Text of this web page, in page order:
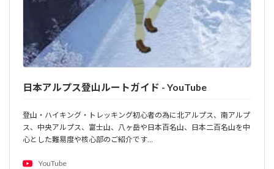
日本アルプス登山ルートガイド - YouTube
登山・ハイキング・トレッキング初心者の為に北アルプス、南アルプ
ス、中央アルプス、富士山、八ヶ岳や日本百名山、日本二百名山を中
心とした難易度や核心部のご紹介です…
YouTube